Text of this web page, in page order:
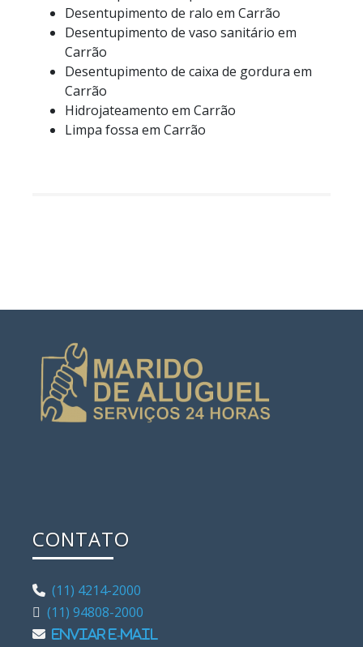
Desentupimento de ralo em Carrão
Desentupimento de vaso sanitário em
Carrão
Desentupimento de caixa de gordura em
Carrão
Hidrojateamento em Carrão
Limpa fossa em Carrão
CONTATO
(11) 4214-2000
(11) 94808-2000
Enviar e-mail